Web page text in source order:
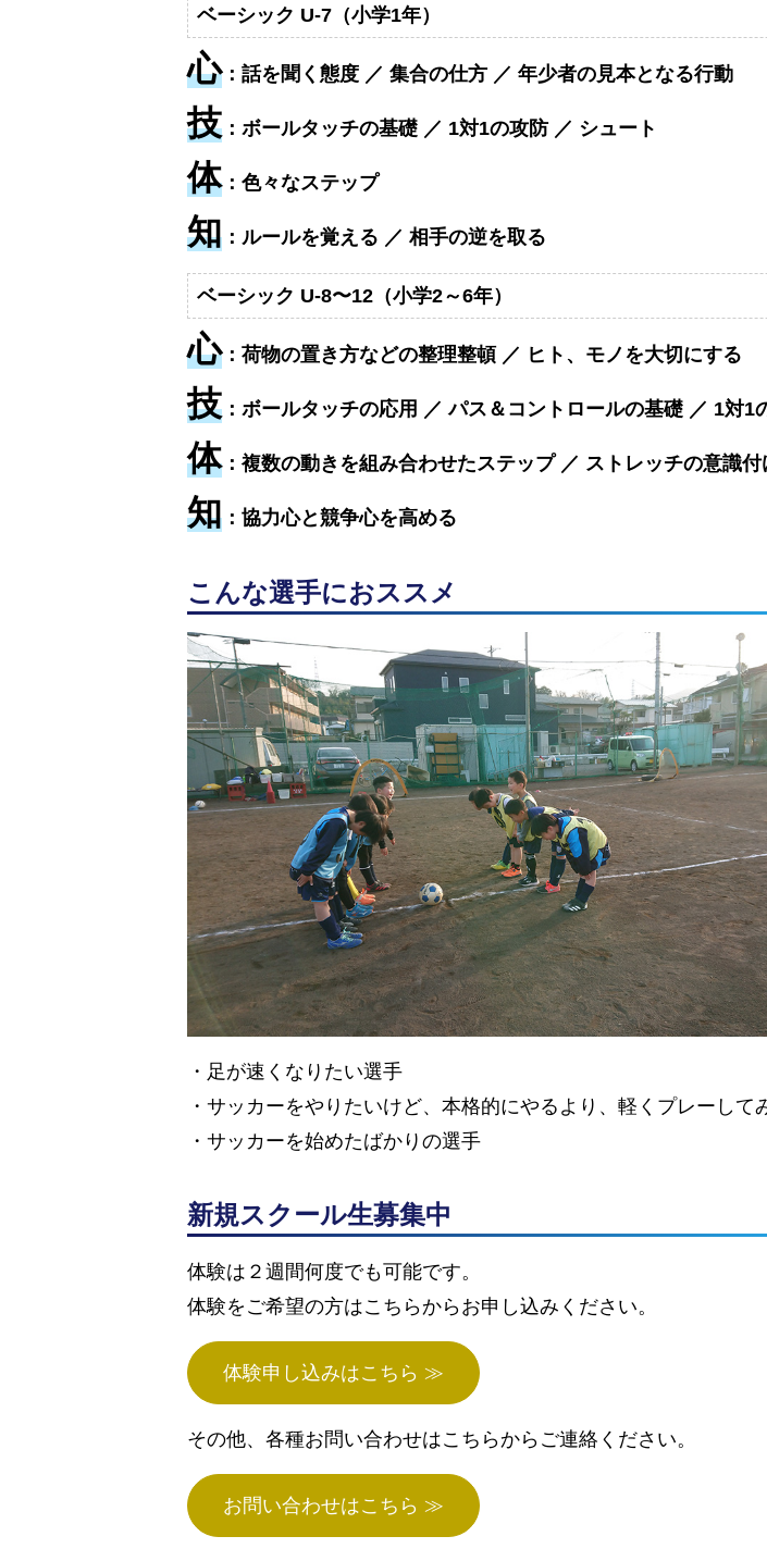
ベーシック U-7（小学1年）
心：話を聞く態度 ／ 集合の仕方 ／ 年少者の見本となる行動
技 ：ボールタッチの基礎 ／ 1対1の攻防 ／ シュート
体：色々なステップ
知 ：ルールを覚える ／ 相手の逆を取る
ベーシック U-8〜12（小学2～6年）
心：荷物の置き方などの整理整頓 ／ ヒト、モノを大切にする
技 ：ボールタッチの応用 ／ パス＆コントロールの基礎 ／ 1対1
体：複数の動きを組み合わせたステップ ／ ストレッチの意識付
知 ：協力心と競争心を高める
こんな選手におススメ
・足が速くなりたい選手
・サッカーをやりたいけど、本格的にやるより、軽くプレーして
・サッカーを始めたばかりの選手
新規スクール生募集中
体験は２週間何度でも可能です。
体験をご希望の方はこちらからお申し込みください。
体験申し込みはこちら ≫
その他、各種お問い合わせはこちらからご連絡ください。
お問い合わせはこちら ≫